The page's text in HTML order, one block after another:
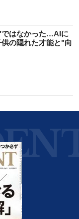
ではなかった…AIに
の隠れた才能と"向